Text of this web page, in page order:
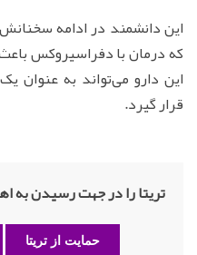
این دانشمند در ادامه
که درمان با دفراسیروکس
این دارو می‌تواند به عنوان
قرار گیرد.
تریتا را در جهت رسیدن به
حمایت از تریتا